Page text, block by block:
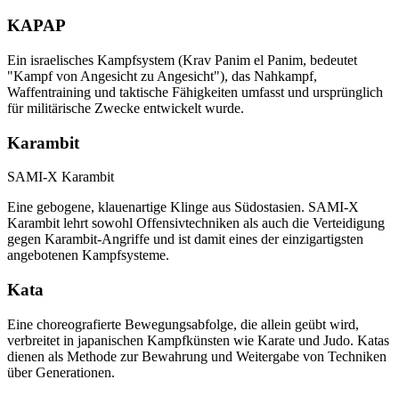
KAPAP
Ein israelisches Kampfsystem (Krav Panim el Panim, bedeutet
"Kampf von Angesicht zu Angesicht"), das Nahkampf,
Waffentraining und taktische Fähigkeiten umfasst und ursprünglich
für militärische Zwecke entwickelt wurde.
Karambit
SAMI-X Karambit
Eine gebogene, klauenartige Klinge aus Südostasien. SAMI-X
Karambit lehrt sowohl Offensivtechniken als auch die Verteidigung
gegen Karambit-Angriffe und ist damit eines der einzigartigsten
angebotenen Kampfsysteme.
Kata
Eine choreografierte Bewegungsabfolge, die allein geübt wird,
verbreitet in japanischen Kampfkünsten wie Karate und Judo. Katas
dienen als Methode zur Bewahrung und Weitergabe von Techniken
über Generationen.